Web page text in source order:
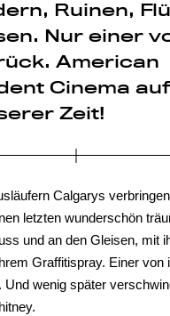
Ruinen,
Nur einer
American
Cinema
Zeit!
Calgarys
letzten wunderschön
und an den Gleisen, mit
Graffitispray. Einer von
wenig später